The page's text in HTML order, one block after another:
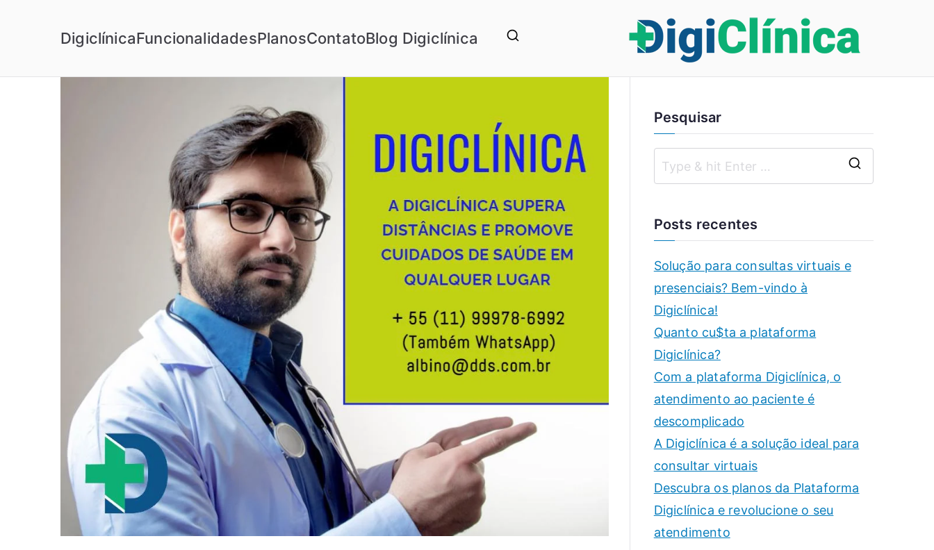
DigiclínicaFuncionalidadesPlanosContatoBlog Digiclínica
Pesquisar
Posts recentes
Solução para consultas virtuais e
presenciais? Bem-vindo à
Digiclínica!
Quanto cu$ta a plataforma
Digiclínica?
Com a plataforma Digiclínica, o
atendimento ao paciente é
descomplicado
A Digiclínica é a solução ideal para
consultar virtuais
Descubra os planos da Plataforma
Digiclínica e revolucione o seu
atendimento